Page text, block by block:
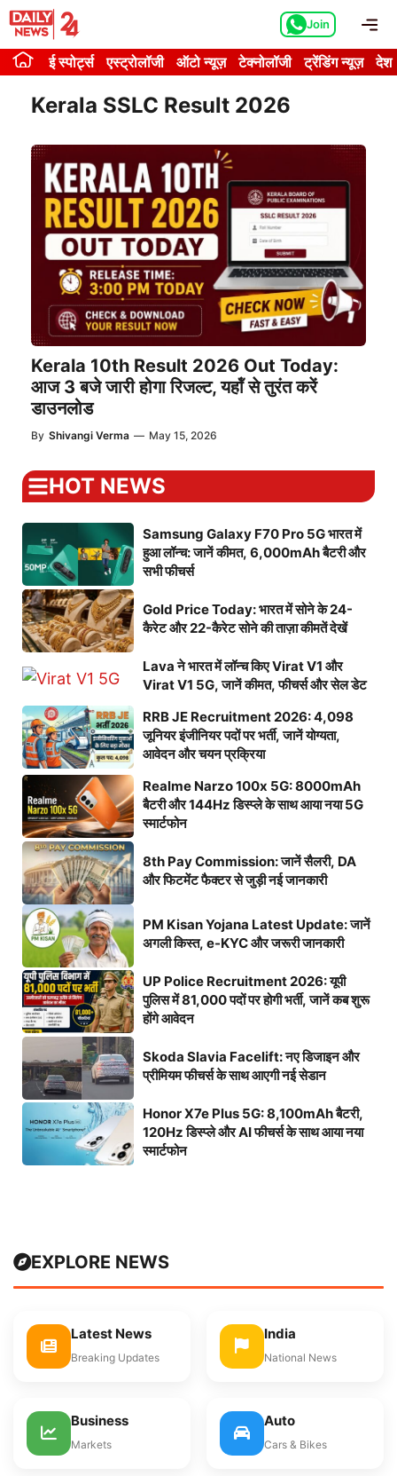
Skip
content
Join
ई स्पोर्ट्स एस्ट्रोलॉजी ऑटो न्यूज़ टेक्नोलॉजी ट्रेंडिंग न्यूज़ देश
Kerala SSLC Result 2026
Kerala 10th Result 2026 Out Today:
आज 3 बजे जारी होगा रिजल्ट, यहॉं से तुरंत करें
डाउनलोड
By Shivangi Verma — May 15, 2026
HOT NEWS
Samsung Galaxy F70 Pro 5G भारत में
हुआ लॉन्च: जानें कीमत, 6,000mAh बैटरी और
सभी फीचर्स
Gold Price Today: भारत में सोने के 24-
कैरेट और 22-कैरेट सोने की ताज़ा कीमतें देखें
Lava ने भारत में लॉन्च किए Virat V1 और
Virat V1 5G, जानें कीमत, फीचर्स और सेल डेट
RRB JE Recruitment 2026: 4,098
जूनियर इंजीनियर पदों पर भर्ती, जानें योग्यता,
आवेदन और चयन प्रक्रिया
Realme Narzo 100x 5G: 8000mAh
बैटरी और 144Hz डिस्प्ले के साथ आया नया 5G
स्मार्टफोन
8th Pay Commission: जानें सैलरी, DA
और फिटमेंट फैक्टर से जुड़ी नई जानकारी
PM Kisan Yojana Latest Update: जानें
अगली किस्त, e-KYC और जरूरी जानकारी
UP Police Recruitment 2026: यूपी
पुलिस में 81,000 पदों पर होगी भर्ती, जानें कब शुरू
होंगे आवेदन
Skoda Slavia Facelift: नए डिजाइन और
प्रीमियम फीचर्स के साथ आएगी नई सेडान
Honor X7e Plus 5G: 8,100mAh बैटरी,
120Hz डिस्प्ले और AI फीचर्स के साथ आया नया
स्मार्टफोन
EXPLORE NEWS
Latest News
Breaking Updates
India
National News
Business
Markets
Auto
Cars & Bikes